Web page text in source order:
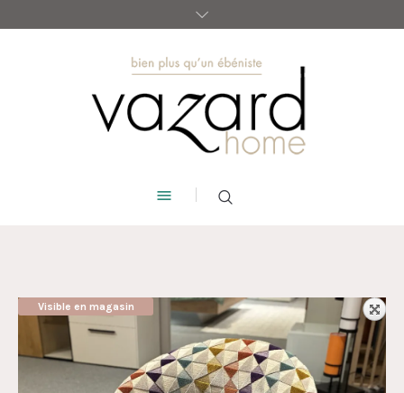
AUBAINE !
Visible en magasin